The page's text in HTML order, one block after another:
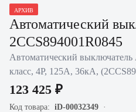
АРХИВ
Автоматический
2CCS894001R0845
Автоматический
класс, 4P, 125А, 36кА,
123 425 ₽
Код товара: iD-00032349